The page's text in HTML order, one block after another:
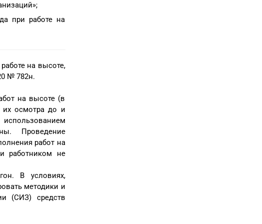
при работе на
на высоте,
№ 782н.
на высоте (в
их осмотра до и
Проведение
работ на
работником не
В условиях,
методики и
(СИЗ) средств